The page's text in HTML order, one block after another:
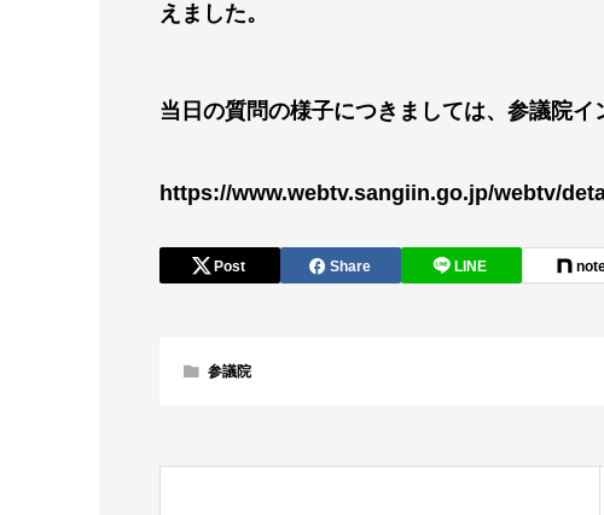
えました。
当日の質問の様子につきましては、参議院イ
https://www.webtv.sangiin.go.jp/webtv/
Post Share LINE
参議院